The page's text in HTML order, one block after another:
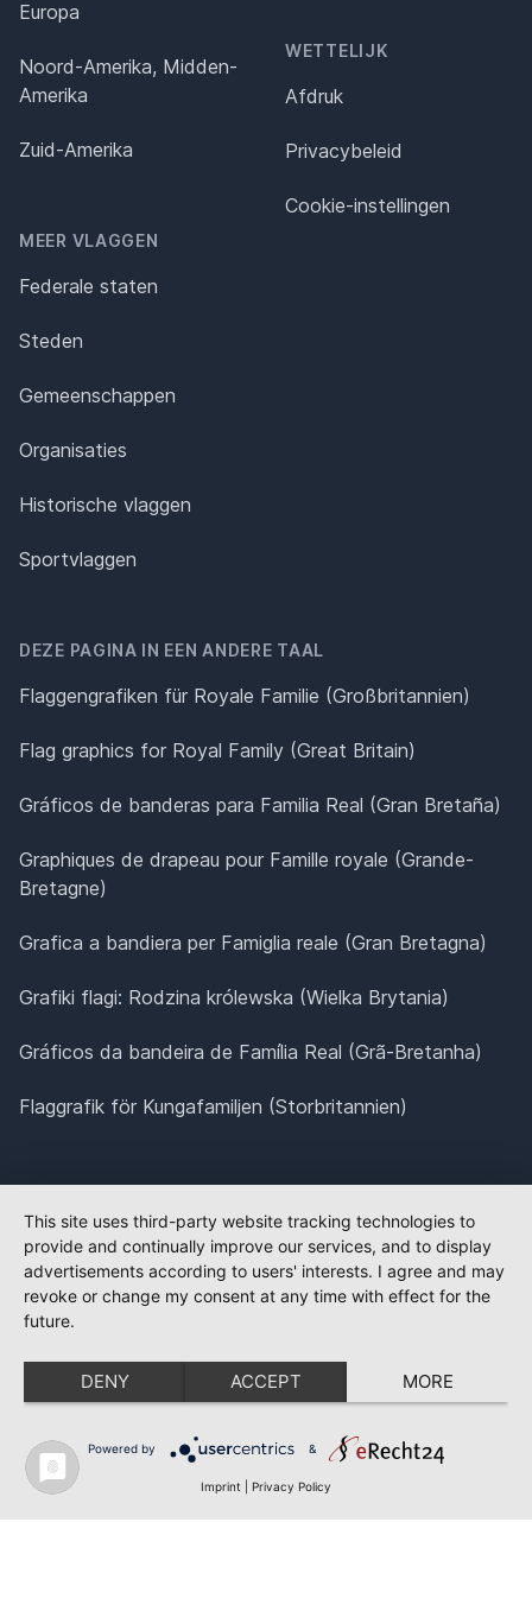
Europa
Noord-Amerika, Midden-
Amerika
Zuid-Amerika
MEER VLAGGEN
Federale staten
Steden
Gemeenschappen
Organisaties
Historische vlaggen
Sportvlaggen
WETTELIJK
Afdruk
Privacybeleid
Cookie-instellingen
DEZE PAGINA IN EEN ANDERE TAAL
Flaggengrafiken für Royale Familie (Großbritannien)
Flag graphics for Royal Family (Great Britain)
Gráficos de banderas para Familia Real (Gran Bretaña)
Graphiques de drapeau pour Famille royale (Grande-
Bretagne)
Grafica a bandiera per Famiglia reale (Gran Bretagna)
Grafiki flagi: Rodzina królewska (Wielka Brytania)
Gráficos da bandeira de Família Real (Grã-Bretanha)
Flaggrafik för Kungafamiljen (Storbritannien)
This site uses third-party website tracking technologies to
provide and continually improve our services, and to display
advertisements according to users' interests. I agree and may
revoke or change my consent at any time with effect for the
future.
DENY ACCEPT MORE
Powered by &
Imprint Privacy Policy